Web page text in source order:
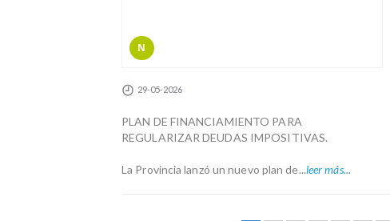
N
29-05-2026
PLAN DE FINANCIAMIENTO PARA
REGULARIZAR DEUDAS IMPOSITIVAS.
La Provincia lanzó un nuevo plan de...leer más...